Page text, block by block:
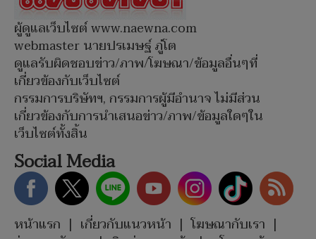
ผู้ดูแลเว็บไซต์ www.naewna.com
webmaster นายปรเมษฐ์ ภู่โต
ดูแลรับผิดชอบข่าว/ภาพ/โฆษณา/ข้อมูลอื่นๆที่
เกี่ยวข้องกับเว็บไซต์
กรรมการบริษัทฯ, กรรมการผู้มีอำนาจ ไม่มีส่วน
เกี่ยวข้องกับการนำเสนอข่าว/ภาพ/ข้อมูลใดๆใน
เว็บไซต์ทั้งสิ้น
Social Media
หน้าแรก | เกี่ยวกับแนวหน้า | โฆษณากับเรา |